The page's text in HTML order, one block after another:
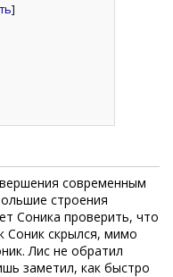
]
современным
строения
Соника проверить, что
Соник скрылся, мимо
Лис не обратил
заметил, как быстро